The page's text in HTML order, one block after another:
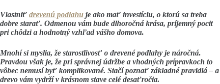
Vlastniť drevenú podlahu je ako mať investíciu, o ktorú sa treba
dobre starať. Odmenou vám bude dlhoročná krása, príjemný pocit
pri chôdzi a hodnotný vzhľad vášho domova.
Mnohí si myslia, že starostlivosť o drevené podlahy je náročná.
Pravdou však je, že pri správnej údržbe a vhodných prípravkoch to
vôbec nemusí byť komplikované. Stačí poznať základné pravidlá – a
drevo vám vydrží v krásnom stave celé desaťročia.